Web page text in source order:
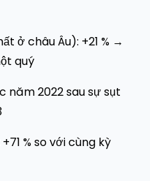
ở châu Âu): +21 % →
quý
2022 sau sự sụt
% so với cùng kỳ